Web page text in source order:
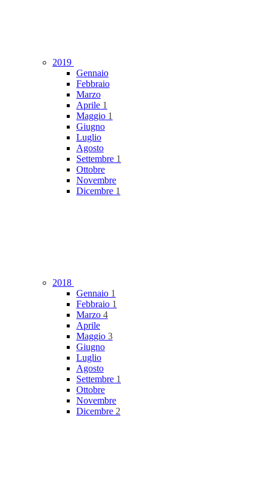
2019
Gennaio
Febbraio
Marzo
Aprile 1
Maggio 1
Giugno
Luglio
Agosto
Settembre 1
Ottobre
Novembre
Dicembre 1
2018
Gennaio 1
Febbraio 1
Marzo 4
Aprile
Maggio 3
Giugno
Luglio
Agosto
Settembre 1
Ottobre
Novembre
Dicembre 2